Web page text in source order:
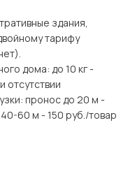
здания,
тарифу
дома: до 10 кг -
отсутствии
пронос до 20 м -
60 м - 150 руб./товар